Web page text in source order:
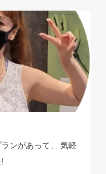
ンがあって、 気軽